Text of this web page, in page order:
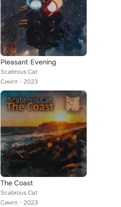
Pleasant Evening
Scabrous Cat
Сингл
2023
The Coast
Scabrous Cat
Сингл
2023